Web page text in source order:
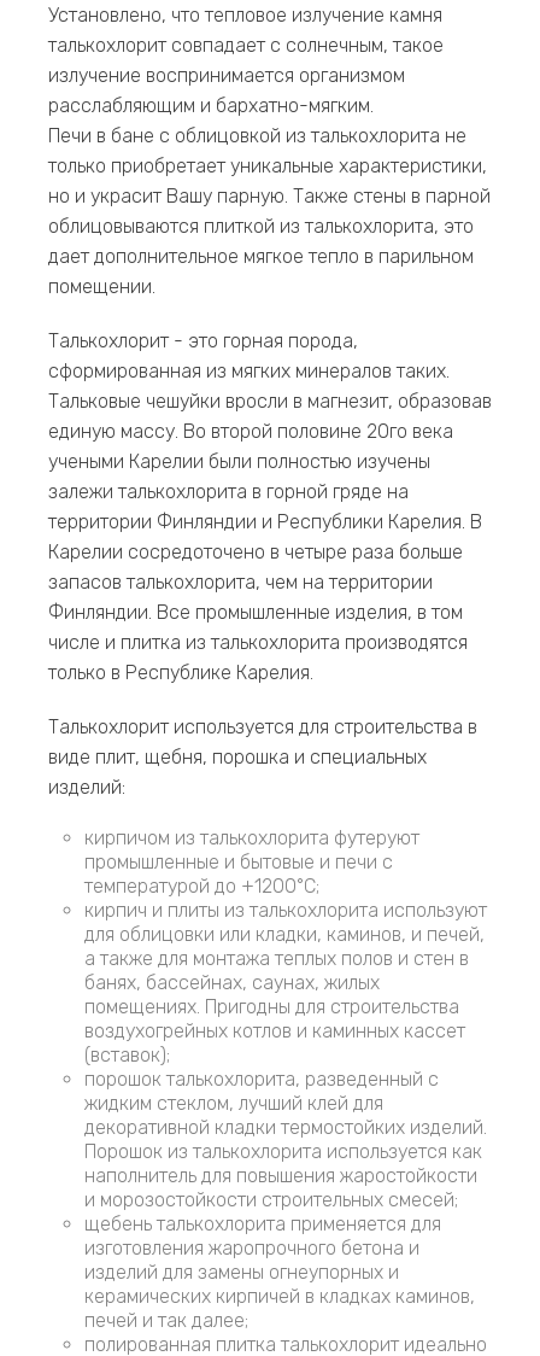
Установлено, что тепловое излучение камня
талькохлорит совпадает с солнечным, такое
излучение воспринимается организмом
расслабляющим и бархатно-мягким.
Печи в бане с облицовкой из талькохлорита не
только приобретает уникальные характеристики,
но и украсит Вашу парную. Также стены в парной
облицовываются плиткой из талькохлорита, это
дает дополнительное мягкое тепло в парильном
помещении.
Талькохлорит - это горная порода,
сформированная из мягких минералов таких.
Тальковые чешуйки вросли в магнезит, образовав
единую массу. Во второй половине 20го века
учеными Карелии были полностью изучены
залежи талькохлорита в горной гряде на
территории Финляндии и Республики Карелия. В
Карелии сосредоточено в четыре раза больше
запасов талькохлорита, чем на территории
Финляндии. Все промышленные изделия, в том
числе и плитка из талькохлорита производятся
только в Республике Карелия.
Талькохлорит используется для строительства в
виде плит, щебня, порошка и специальных
изделий:
кирпичом из талькохлорита футеруют
промышленные и бытовые и печи с
температурой до +1200°С;
кирпич и плиты из талькохлорита используют
для облицовки или кладки, каминов, и печей,
а также для монтажа теплых полов и стен в
банях, бассейнах, саунах, жилых
помещениях. Пригодны для строительства
воздухогрейных котлов и каминных кассет
(вставок);
порошок талькохлорита, разведенный с
жидким стеклом, лучший клей для
декоративной кладки термостойких изделий.
Порошок из талькохлорита используется как
наполнитель для повышения жаростойкости
и морозостойкости строительных смесей;
щебень талькохлорита применяется для
изготовления жаропрочного бетона и
изделий для замены огнеупорных и
керамических кирпичей в кладках каминов,
печей и так далее;
полированная плитка талькохлорит идеально